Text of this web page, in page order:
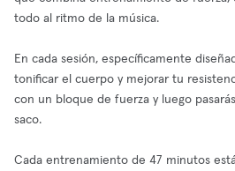
todo al ritmo de la música.
En cada sesión, específicamente
tonificar el cuerpo y mejorar tu
con un bloque de fuerza y luego
saco.
Cada entrenamiento de 47 minutos